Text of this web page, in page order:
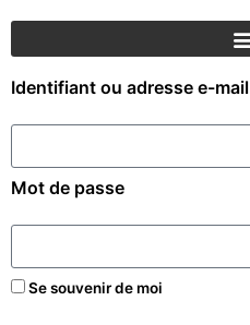
Identifiant ou adresse e-mail
Mot de passe
Se souvenir de moi